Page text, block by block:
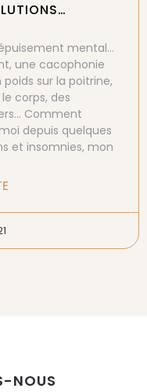
mental…
une cacophonie
sur la poitrine,
corps, des
Comment
depuis quelques
et insomnies, mon
NOUS